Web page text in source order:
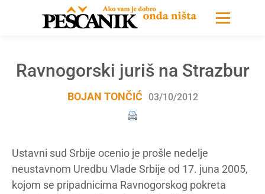
Ravnogorski juriš na Strazbur
BOJAN TONČIĆ 03/10/2012
Ustavni sud Srbije ocenio je prošle nedelje
neustavnom Uredbu Vlade Srbije od 17. juna 2005,
kojom se pripadnicima Ravnogorskog pokreta